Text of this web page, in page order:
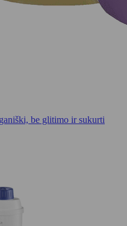
be glitimo ir sukurti